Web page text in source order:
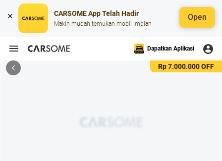
CARSOME App Telah Hadir
Makin mudah temukan mobil impian
Open
Dapatkan Aplikasi
Rp 7.000.000 OFF